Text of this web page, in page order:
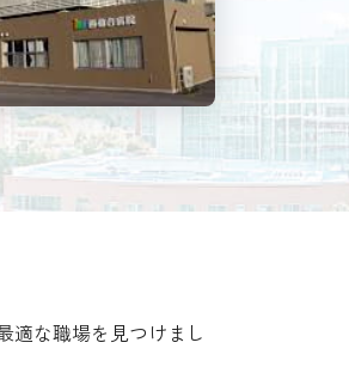
適な職場を見つけまし